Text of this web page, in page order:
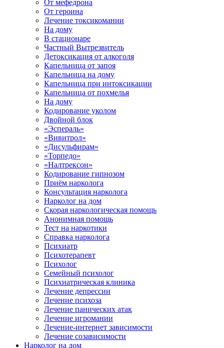
От мефедрона
От героина
Лечение токсикомании
На дому
В стационаре
Частный Вытрезвитель
Детоксикация от алкоголя
Капельница от запоя
Капельница на дому
Капельница при интоксикации
Капельница от похмелья
На дому
Кодирование уколом
Двойной блок
«Эспераль»
«Вивитрол»
«Дисульфирам»
«Торпедо»
«Налтрексон»
Кодирование гипнозом
Приём нарколога
Консультация нарколога
Нарколог на дом
Скорая наркологическая помощь
Анонимная помощь
Тест на наркотики
Справка нарколога
Психиатр
Психотерапевт
Психолог
Семейный психолог
Психиатрическая клиника
Лечение депрессии
Лечение психоза
Лечение панических атак
Лечение игромании
Лечение-интернет зависимости
Лечение созависимости
Нарколог на дом